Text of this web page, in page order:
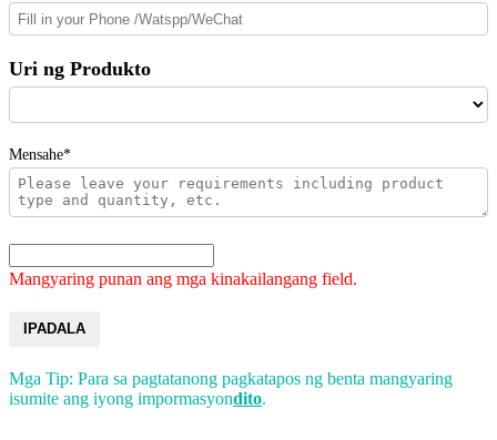
Uri ng Produkto
Mensahe*
Mangyaring punan ang mga kinakailangang field.
IPADALA
Mga Tip: Para sa pagtatanong pagkatapos ng benta mangyaring
isumite ang iyong impormasyondito.